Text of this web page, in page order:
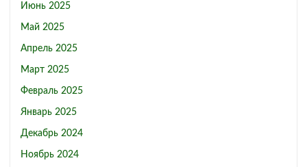
Июнь 2025
Май 2025
Апрель 2025
Март 2025
Февраль 2025
Январь 2025
Декабрь 2024
Ноябрь 2024